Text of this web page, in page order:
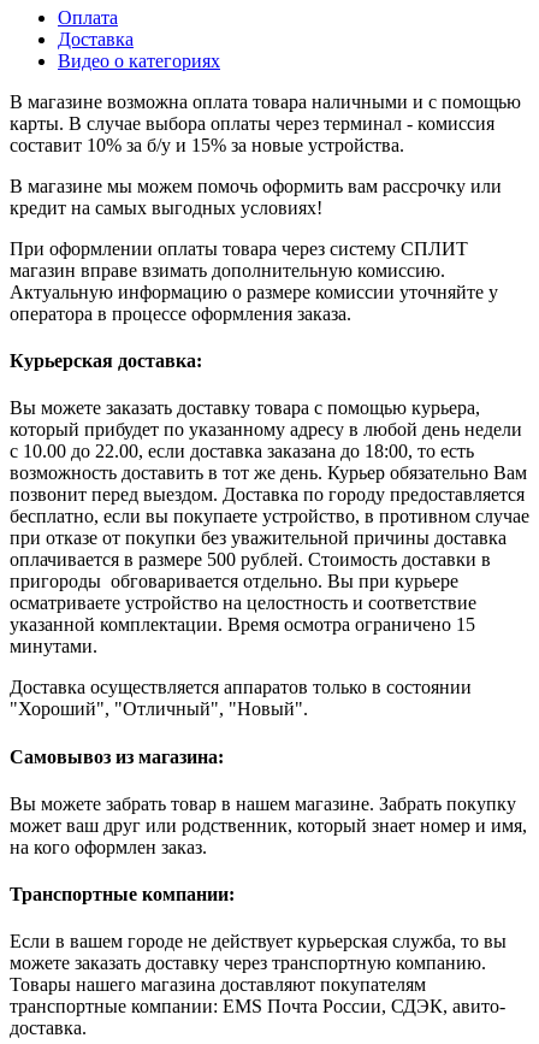
Оплата
Доставка
Видео о категориях
В магазине возможна оплата товара наличными и с помощью
карты. В случае выбора оплаты через терминал - комиссия
составит 10% за б/у и 15% за новые устройства.
В магазине мы можем помочь оформить вам рассрочку или
кредит на самых выгодных условиях!
При оформлении оплаты товара через систему СПЛИТ
магазин вправе взимать дополнительную комиссию.
Актуальную информацию о размере комиссии уточняйте у
оператора в процессе оформления заказа.
Курьерская доставка:
Вы можете заказать доставку товара с помощью курьера,
который прибудет по указанному адресу в любой день недели
с 10.00 до 22.00, если доставка заказана до 18:00, то есть
возможность доставить в тот же день. Курьер обязательно Вам
позвонит перед выездом. Доставка по городу предоставляется
бесплатно, если вы покупаете устройство, в противном случае
при отказе от покупки без уважительной причины доставка
оплачивается в размере 500 рублей. Стоимость доставки в
пригороды обговаривается отдельно. Вы при курьере
осматриваете устройство на целостность и соответствие
указанной комплектации. Время осмотра ограничено 15
минутами.
Доставка осуществляется аппаратов только в состоянии
"Хороший", "Отличный", "Новый".
Самовывоз из магазина:
Вы можете забрать товар в нашем магазине. Забрать покупку
может ваш друг или родственник, который знает номер и имя,
на кого оформлен заказ.
Транспортные компании:
Если в вашем городе не действует курьерская служба, то вы
можете заказать доставку через транспортную компанию.
Товары нашего магазина доставляют покупателям
транспортные компании: EMS Почта России, СДЭК, авито-
доставка.